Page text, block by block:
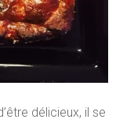
délicieux, il se